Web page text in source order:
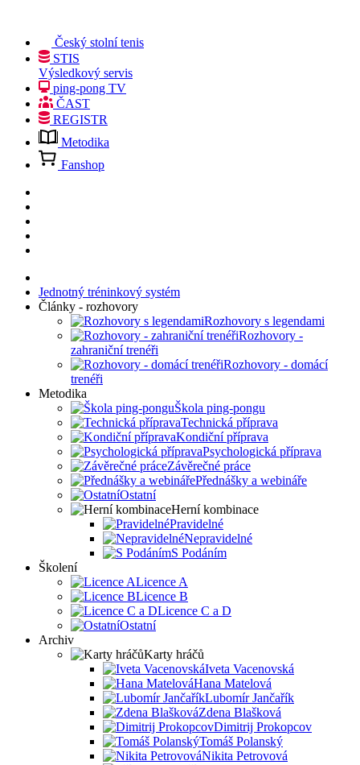
Český stolní tenis
STIS
Výsledkový servis
ping-pong TV
ČAST
REGISTR
Metodika
Fanshop
Jednotný tréninkový systém
Články - rozhovory
Rozhovory s legendami
Rozhovory -
zahraniční trenéři
Rozhovory - domácí
trenéři
Metodika
Škola ping-pongu
Technická příprava
Kondiční příprava
Psychologická příprava
Závěrečné práce
Přednášky a webináře
Ostatní
Herní kombinace
Pravidelné
Nepravidelné
S Podáním
Školení
Licence A
Licence B
Licence C a D
Ostatní
Archiv
Karty hráčů
Iveta Vacenovská
Hana Matelová
Lubomír Jančařík
Zdena Blašková
Dimitrij Prokopcov
Tomáš Polanský
Nikita Petrovová